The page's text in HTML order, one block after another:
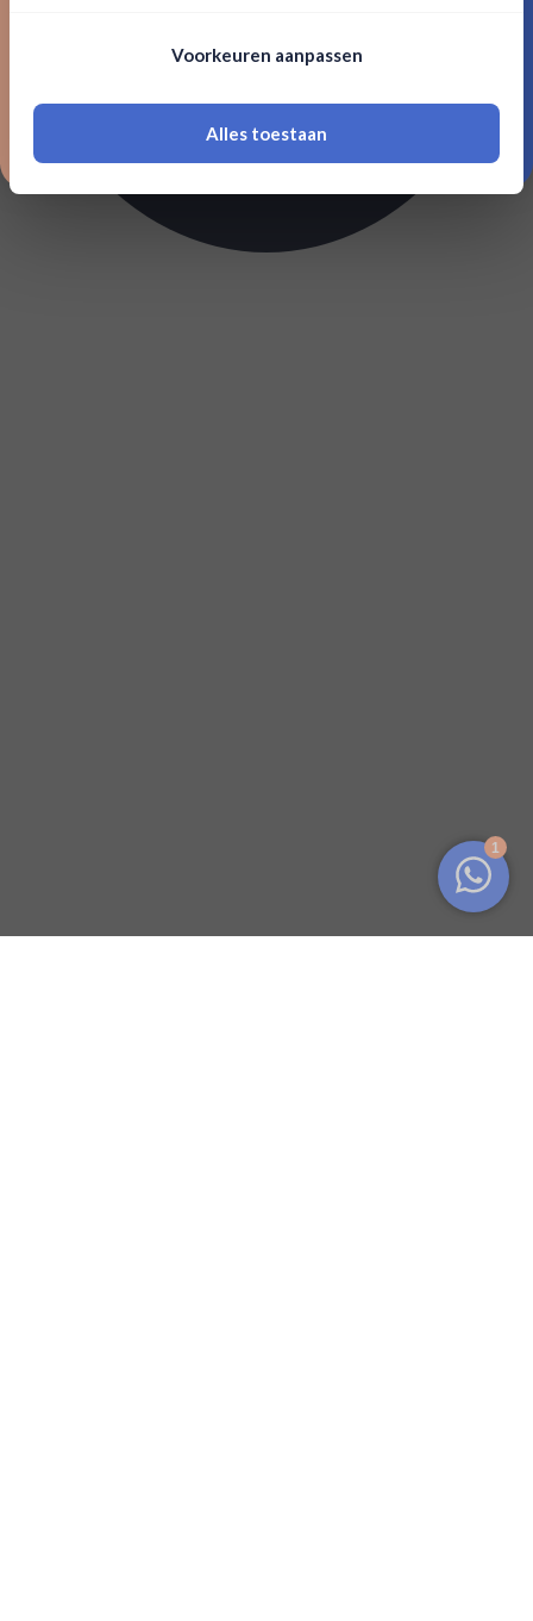
18 jaar of ouder zijn
Voorkeuren aanpassen
Alles toestaan